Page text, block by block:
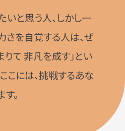
と思う人、しかし一
さを自覚する人は、ぜ
りて 非凡を成す」とい
こには、挑戦するあな
。